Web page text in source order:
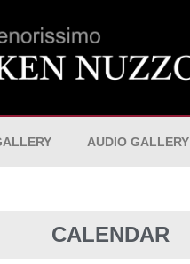
AUDIO GALLERY
CALENDAR